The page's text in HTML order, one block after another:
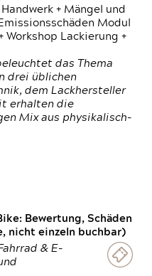
+ Mängel und
Modul
Workshop Lackierung +
das Thema
drei üblichen
dem Lackhersteller
erhalten die
Mix aus physikalisch-
Bewertung, Schäden
nicht einzeln buchbar)
& E-